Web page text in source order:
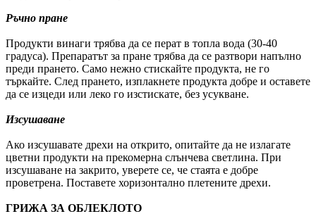
Ръчно пране
Продукти винаги трябва да се перат в топла вода (30-40
градуса). Препаратът за пране трябва да се разтвори напълно
преди прането. Само нежно стискайте продукта, не го
търкайте. След прането, изплакнете продукта добре и оставете
да се изцеди или леко го изстискате, без усукване.
Изсушаване
Ако изсушавате дрехи на открито, опитайте да не излагате
цветни продукти на прекомерна слънчева светлина. При
изсушаване на закрито, уверете се, че стаята е добре
проветрена. Поставете хоризонтално плетените дрехи.
ГРИЖА ЗА ОБЛЕКЛОТО